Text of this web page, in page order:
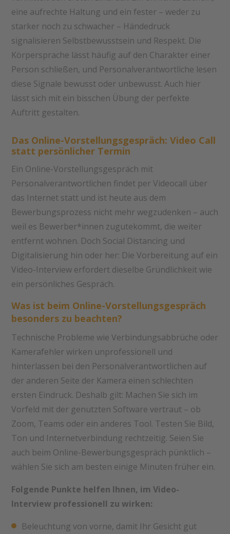
eine aufrechte Haltung und ein fester – weder zu
starker noch zu schwacher – Händedruck
signalisieren Selbstbewusstsein und Respekt. Die
Körpersprache lässt häufig auf den Charakter einer
Person schließen, und Personalverantwortliche lesen
diese Signale bewusst oder unbewusst. Auch hier
lässt sich mit ein bisschen Übung der perfekte
Auftritt gestalten.
Das Online-Vorstellungsgespräch: Video Call
statt persönlicher Termin
Ein Online-Vorstellungsgespräch mit
Personalverantwortlichen findet per Videocall über
das Internet statt und ist heute aus dem
Bewerbungsprozess nicht mehr wegzudenken – auch
weil es Bewerber*innen zugutekommt, die weiter
entfernt wohnen. Doch Social Distancing und
Digitalisierung hin oder her: Die Vorbereitung auf ein
Video-Interview erfordert dieselbe Gründlichkeit wie
ein persönliches Gespräch.
Was ist beim Online-Vorstellungsgespräch
besonders zu beachten?
Technische Probleme wie Verbindungsabbrüche oder
Kamerafehler wirken unprofessionell und
hinterlassen bei den Personalverantwortlichen auf
der anderen Seite der Kamera einen schlechten
ersten Eindruck. Deshalb gilt: Machen Sie sich im
Vorfeld mit der genutzten Software vertraut – ob
Zoom, Teams oder ein anderes Tool. Testen Sie Bild,
Ton und Internetverbindung rechtzeitig. Seien Sie
auch beim Online-Bewerbungsgespräch pünktlich –
wählen Sie sich am besten einige Minuten früher ein.
Folgende Punkte helfen Ihnen, im Video-
Interview professionell zu wirken:
Beleuchtung von vorne, damit Ihr Gesicht gut